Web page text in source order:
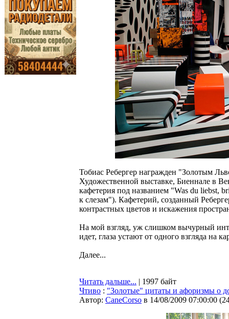
Тобиас Ребергер награжден "Золотым
Художественной выставке, Биеннале в
кафетерия под названием "Was du liebst,
к слезам"). Кафетерий, созданный
контрастных цветов и искажения
На мой взгляд, уж слишком вычурный
идет, глаза устают от одного взгляда на
Далее...
Читать дальше... | 1997 байт
Чтиво : "Золотые" цитаты и афоризмы о
Автор: CaneCorso в 14/08/2009 07:00:00 (